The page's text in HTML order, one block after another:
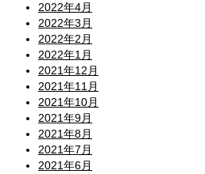
2022年4月
2022年3月
2022年2月
2022年1月
2021年12月
2021年11月
2021年10月
2021年9月
2021年8月
2021年7月
2021年6月